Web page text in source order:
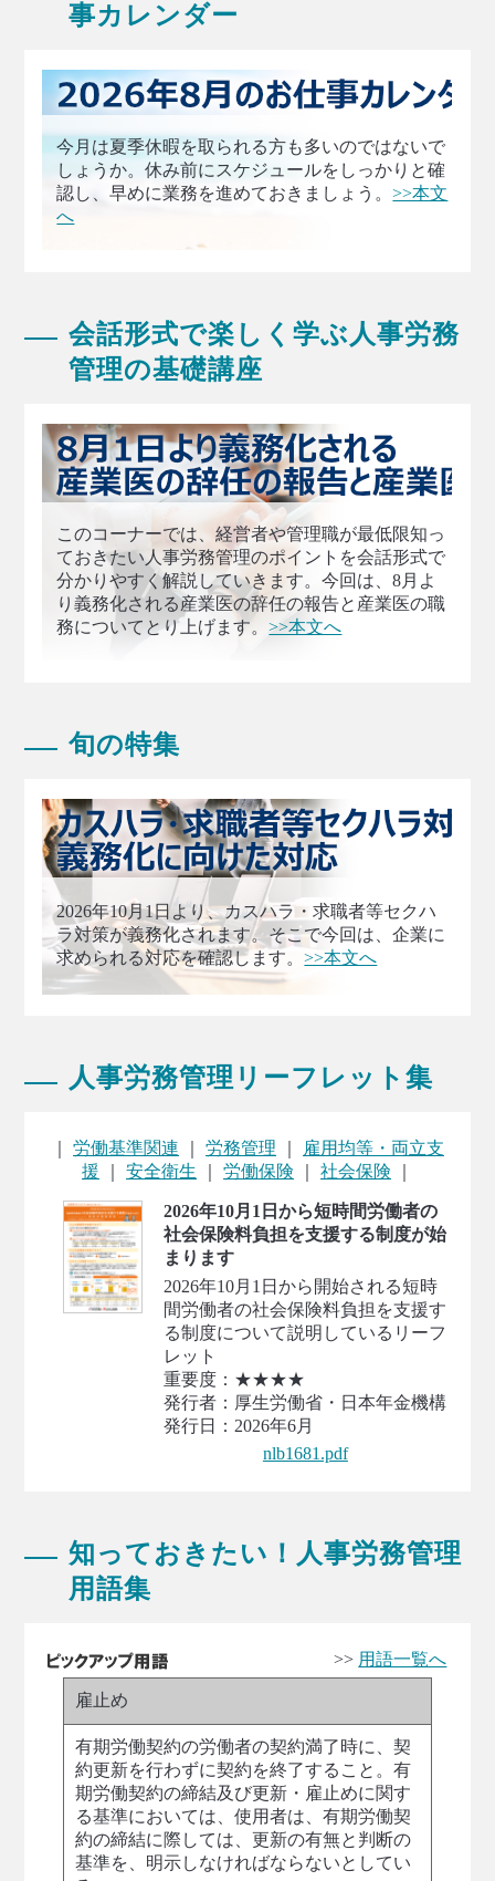
事カレンダー
今月は夏季休暇を取られる方も多いのではないで
しょうか。休み前にスケジュールをしっかりと確
認し、早めに業務を進めておきましょう。>>本文
へ
会話形式で楽しく学ぶ人事労務
管理の基礎講座
このコーナーでは、経営者や管理職が最低限知っ
ておきたい人事労務管理のポイントを会話形式で
分かりやすく解説していきます。今回は、8月よ
り義務化される産業医の辞任の報告と産業医の職
務についてとり上げます。>>本文へ
旬の特集
2026年10月1日より、カスハラ・求職者等セクハ
ラ対策が義務化されます。そこで今回は、企業に
求められる対応を確認します。>>本文へ
人事労務管理リーフレット集
労働基準関連 労務管理
雇用均等・両立支
援
安全衛生 労働保険 社会保険
2026年10月1日から短時間労働者の
社会保険料負担を支援する制度が始
まります
2026年10月1日から開始される短時
間労働者の社会保険料負担を支援す
る制度について説明しているリーフ
レット
重要度：★★★★
発行者：厚生労働省・日本年金機構
発行日：2026年6月
nlb1681.pdf
知っておきたい！人事労務管理
用語集
>> 用語一覧へ
雇止め
有期労働契約の労働者の契約満了時に、契
約更新を行わずに契約を終了すること。有
期労働契約の締結及び更新・雇止めに関す
る基準においては、使用者は、有期労働契
約の締結に際しては、更新の有無と判断の
基準を、明示しなければならないとしてい